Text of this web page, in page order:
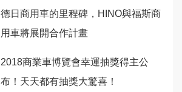
德日商用車的里程碑，HINO與福斯商
用車將展開合作計畫
2018商業車博覽會幸運抽獎得主公
布！天天都有抽獎大驚喜！